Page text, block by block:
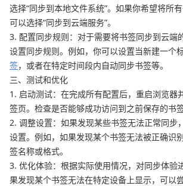
选择“同步到本地文件系统”。如果你希望将所
可以选择“同步到云端服务”。
3. 配置同步规则：对于需要将书签同步到云端
设置同步规则。例如，你可以设置当新建一个
签，或者在特定时间段内自动同步书签等。
三、测试和优化
1. 启动测试：在完成所有配置后，重启浏览器
签页。检查是否能够成功访问到之前保存的书签
2. 调整设置：如果发现某些书签无法正常同步
设置。例如，如果发现某个书签无法被正确识
签名称或格式。
3. 优化体验：根据实际使用情况，对同步体验
果发现某个书签无法在特定设备上显示，可以